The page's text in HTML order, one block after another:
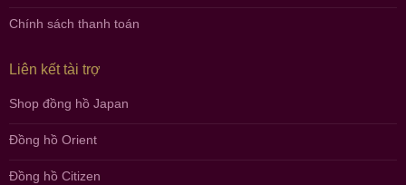
Chính sách thanh toán
Liên kết tài trợ
Shop đồng hồ Japan
Đồng hồ Orient
Đồng hồ Citizen